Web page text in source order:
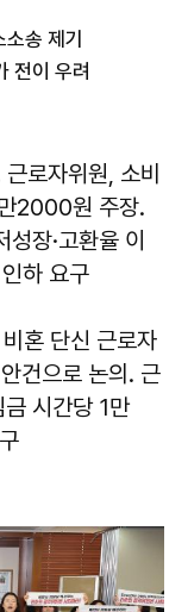
송 제기
전이 우려
로자위원, 소비
2000원 주장.
장·고환율 이
하 요구
혼 단신 근로자
건으로 논의. 근
시간당 1만